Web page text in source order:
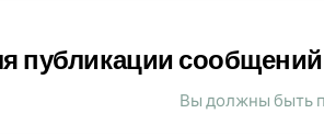
публикации сообщений
Вы должны быть